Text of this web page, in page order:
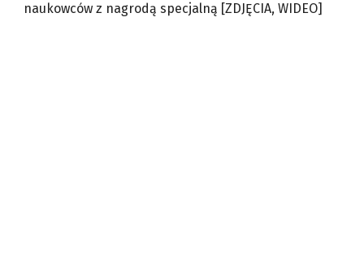
naukowców z nagrodą specjalną [ZDJĘCIA, WIDEO]